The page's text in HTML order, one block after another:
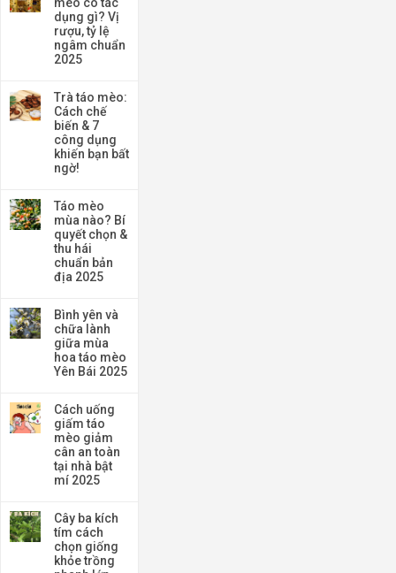
mèo có tác
dụng gì? Vị
rượu, tỷ lệ
ngâm chuẩn
2025
Trà táo mèo:
Cách chế
biến & 7
công dụng
khiến bạn bất
ngờ!
Táo mèo
mùa nào? Bí
quyết chọn &
thu hái
chuẩn bản
địa 2025
Bình yên và
chữa lành
giữa mùa
hoa táo mèo
Yên Bái 2025
Cách uống
giấm táo
mèo giảm
cân an toàn
tại nhà bật
mí 2025
Cây ba kích
tím cách
chọn giống
khỏe trồng